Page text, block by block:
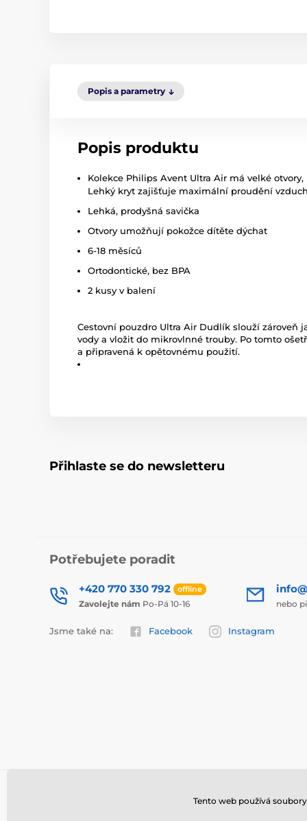
Popis a parametry
Popis produktu
Kolekce Philips Avent Ultra Air má velké
Lehký kryt zajišťuje maximální proudění
Lehká, prodyšná savička
Otvory umožňují pokožce dítěte dýchat
6-18 měsíců
Ortodontické, bez BPA
2 kusy v balení
Cestovní pouzdro Ultra Air Dudlík slouží zároveň
vody a vložit do mikrovlnné trouby. Po tomto
a připravená k opětovnému použití.
Přihlaste se do newsletteru
Potřebujete poradit
+420 770 330 792 offline
Zavolejte nám Po-Pá 10-16 nebo
Jsme také na: Facebook Instagram
Tento web používá